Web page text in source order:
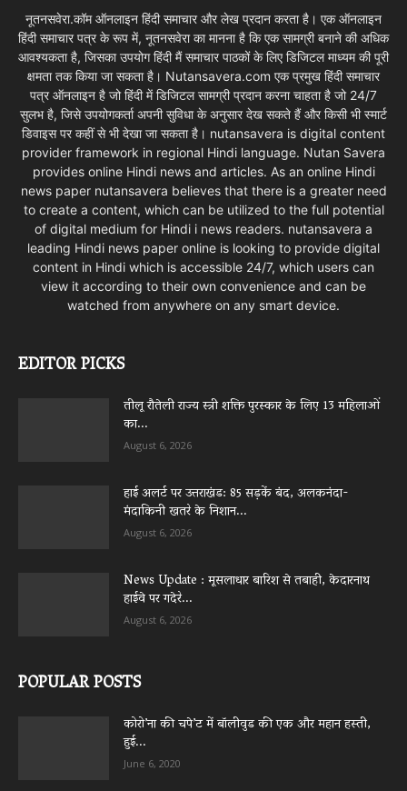
नूतनसवेरा.कॉम ऑनलाइन हिंदी समाचार और लेख प्रदान करता है। एक ऑनलाइन
हिंदी समाचार पत्र के रूप में, नूतनसवेरा का मानना है कि एक सामग्री बनाने की अधिक
आवश्यकता है, जिसका उपयोग हिंदी मैं समाचार पाठकों के लिए डिजिटल माध्यम की पूरी
क्षमता तक किया जा सकता है। Nutansavera.com एक प्रमुख हिंदी समाचार
पत्र ऑनलाइन है जो हिंदी में डिजिटल सामग्री प्रदान करना चाहता है जो 24/7
सुलभ है, जिसे उपयोगकर्ता अपनी सुविधा के अनुसार देख सकते हैं और किसी भी स्मार्ट
डिवाइस पर कहीं से भी देखा जा सकता है। nutansavera is digital content
provider framework in regional Hindi language. Nutan Savera
provides online Hindi news and articles. As an online Hindi
news paper nutansavera believes that there is a greater need
to create a content, which can be utilized to the full potential
of digital medium for Hindi i news readers. nutansavera a
leading Hindi news paper online is looking to provide digital
content in Hindi which is accessible 24/7, which users can
view it according to their own convenience and can be
watched from anywhere on any smart device.
EDITOR PICKS
तीलू रौतेली राज्य स्त्री शक्ति पुरस्कार के लिए 13 महिलाओं
का...
August 6, 2026
हाई अलर्ट पर उत्तराखंड: 85 सड़कें बंद, अलकनंदा-
मंदाकिनी खतरे के निशान...
August 6, 2026
News Update : मूसलाधार बारिश से तबाही, केदारनाथ
हाईवे पर गदेरे...
August 6, 2026
POPULAR POSTS
कोरो’ना की चपे’ट में बॉलीवुड की एक और महान हस्ती,
हुई...
June 6, 2020